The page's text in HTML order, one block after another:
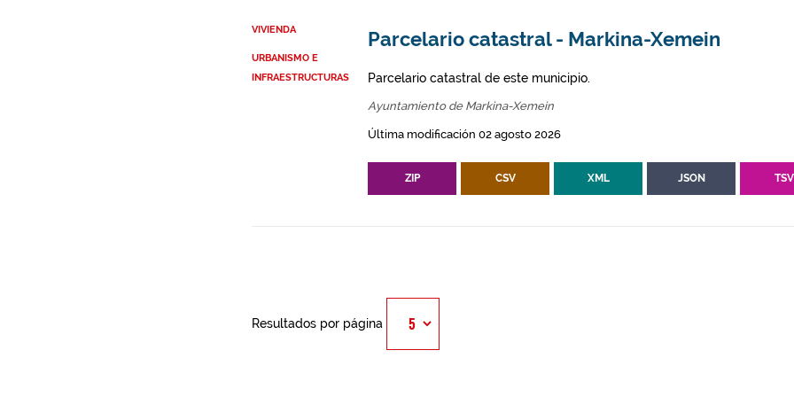
VIVIENDA
URBANISMO E
INFRAESTRUCTURAS
Parcelario catastral - Markina-Xemein
Parcelario catastral de este municipio.
Ayuntamiento de Markina-Xemein
Última modificación 02 agosto 2026
ZIP CSV XML JSON TSV
Resultados por página